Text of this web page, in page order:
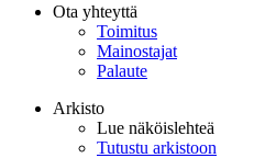
Ota yhteyttä
Toimitus
Mainostajat
Palaute
Arkisto
Lue näköislehteä
Tutustu arkistoon